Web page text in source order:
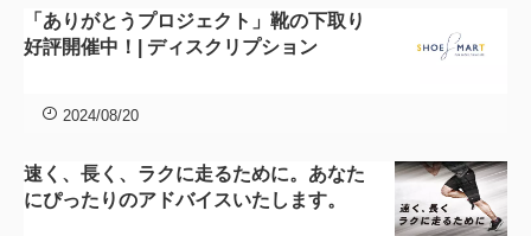
「ありがとうプロジェクト」靴の下取り
好評開催中！| ディスクリプション
2024/08/20
速く、長く、ラクに走るために。あなた
にぴったりのアドバイスいたします。